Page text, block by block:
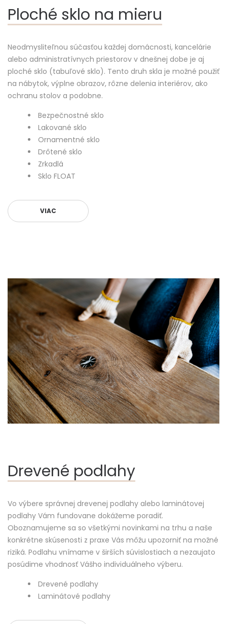
Ploché sklo na mieru
Neodmysliteľnou súčasťou každej domácnosti, kancelárie
alebo administratívnych priestorov v dnešnej dobe je aj
ploché sklo (tabuľové sklo). Tento druh skla je možné použiť
na nábytok, výplne obrazov, rôzne delenia interiérov, ako
ochranu stolov a podobne.
Bezpečnostné sklo
Lakované sklo
Ornamentné sklo
Drôtené sklo
Zrkadlá
Sklo FLOAT
VIAC
Drevené podlahy
Vo výbere správnej drevenej podlahy alebo laminátovej
podlahy Vám fundovane dokážeme poradiť.
Oboznamujeme sa so všetkými novinkami na trhu a naše
konkrétne skúsenosti z praxe Vás môžu upozorniť na možné
riziká. Podlahu vnímame v širších súvislostiach a nezaujato
posúdime vhodnosť Vášho individuálneho výberu.
Drevené podlahy
Laminátové podlahy